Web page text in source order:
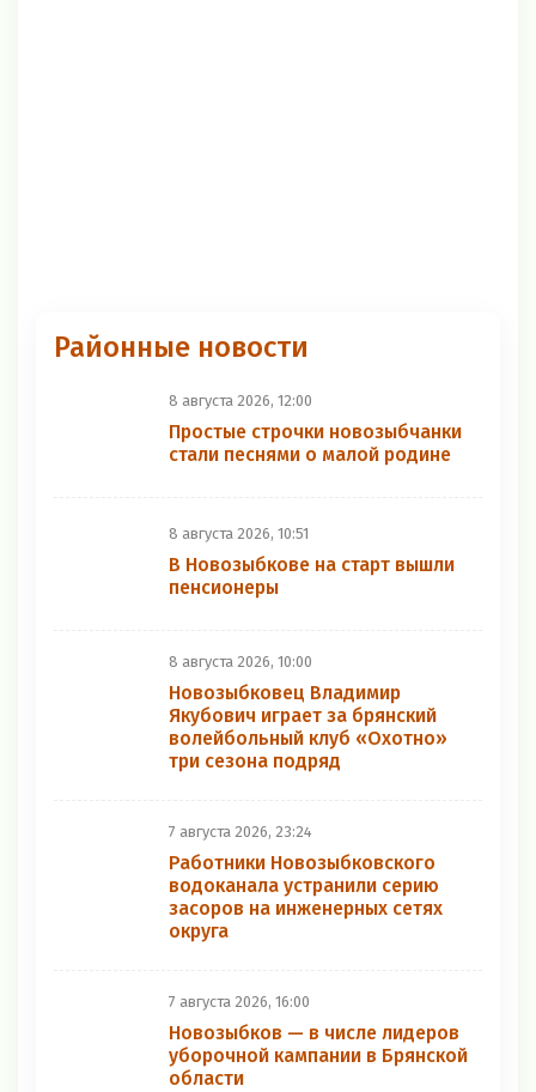
Районные новости
8 августа 2026, 12:00
Простые строчки новозыбчанки
стали песнями о малой родине
8 августа 2026, 10:51
В Новозыбкове на старт вышли
пенсионеры
8 августа 2026, 10:00
Новозыбковец Владимир
Якубович играет за брянский
волейбольный клуб «Охотно»
три сезона подряд
7 августа 2026, 23:24
Работники Новозыбковского
водоканала устранили серию
засоров на инженерных сетях
округа
7 августа 2026, 16:00
Новозыбков — в числе лидеров
уборочной кампании в Брянской
области